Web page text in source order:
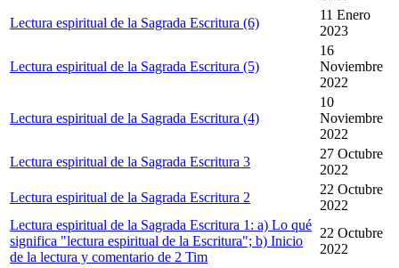
Lectura espiritual de la Sagrada Escritura (6)
11 Enero
2023
Lectura espiritual de la Sagrada Escritura (5)
16
Noviembre
2022
Lectura espiritual de la Sagrada Escritura (4)
10
Noviembre
2022
Lectura espiritual de la Sagrada Escritura 3
27 Octubre
2022
Lectura espiritual de la Sagrada Escritura 2
22 Octubre
2022
Lectura espiritual de la Sagrada Escritura 1: a) Lo qué
significa "lectura espiritual de la Escritura"; b) Inicio
de la lectura y comentario de 2 Tim
22 Octubre
2022